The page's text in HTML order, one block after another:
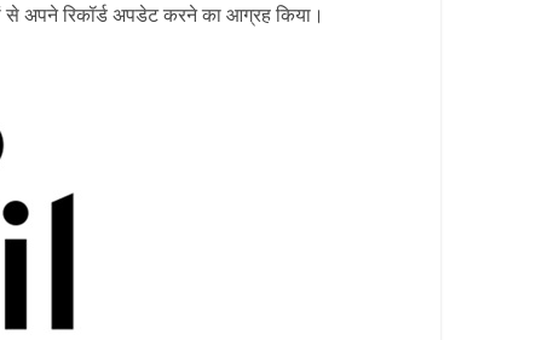
अपने रिकॉर्ड अपडेट करने का आग्रह किया।